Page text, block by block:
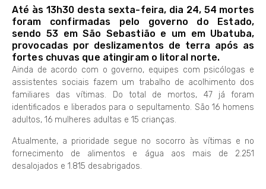
Até às 13h30 desta sexta-feira, dia 24, 54 mortes
foram confirmadas pelo governo do Estado,
sendo 53 em São Sebastião e um em Ubatuba,
provocadas por deslizamentos de terra após as
fortes chuvas que atingiram o litoral norte.
Ainda de acordo com o governo, equipes com psicólogas e
assistentes sociais fazem um trabalho de acolhimento dos
familiares das vítimas. Do total de mortos, 47 já foram
identificados e liberados para o sepultamento. São 16 homens
adultos, 16 mulheres adultas e 15 crianças.
Atualmente, a prioridade segue no socorro às vítimas e no
fornecimento de alimentos e água aos mais de 2.251
desalojados e 1.815 desabrigados.